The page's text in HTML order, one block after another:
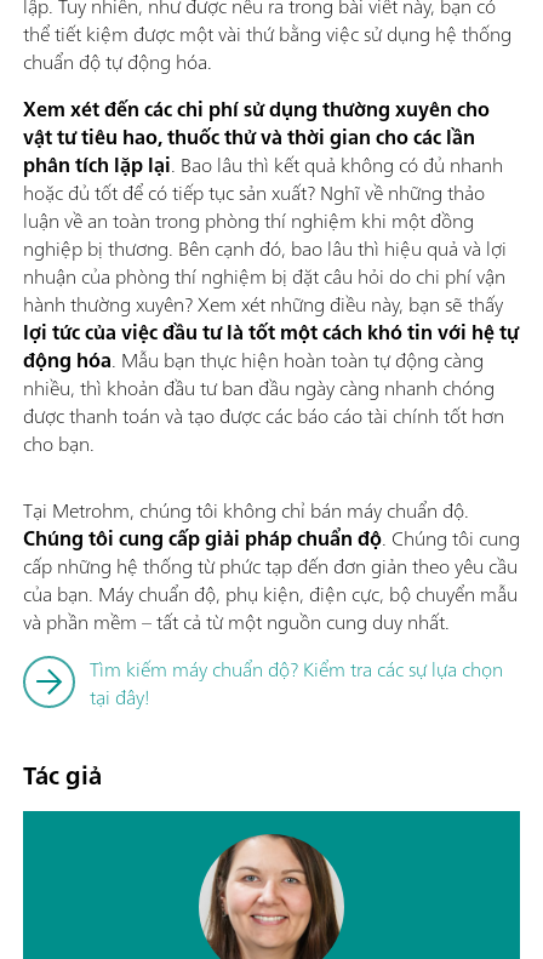
thể tiết kiệm được một vài thứ bằng việc sử dụng hệ thống
chuẩn độ tự động hóa.
Xem xét đến các chi phí sử dụng thường xuyên cho
vật tư tiêu hao, thuốc thử và thời gian cho các lần
phân tích lặp lại. Bao lâu thì kết quả không có đủ nhanh
hoặc đủ tốt để có tiếp tục sản xuất? Nghĩ về những thảo
luận về an toàn trong phòng thí nghiệm khi một đồng
nghiệp bị thương. Bên cạnh đó, bao lâu thì hiệu quả và lợi
nhuận của phòng thí nghiệm bị đặt câu hỏi do chi phí vận
hành thường xuyên? Xem xét những điều này, bạn sẽ thấy
lợi tức của việc đầu tư là tốt một cách khó tin với hệ tự
động hóa. Mẫu bạn thực hiện hoàn toàn tự động càng
nhiều, thì khoản đầu tư ban đầu ngày càng nhanh chóng
được thanh toán và tạo được các báo cáo tài chính tốt hơn
cho bạn.
Tại Metrohm, chúng tôi không chỉ bán máy chuẩn độ.
Chúng tôi cung cấp giải pháp chuẩn độ. Chúng tôi cung
cấp những hệ thống từ phức tạp đến đơn giản theo yêu cầu
của bạn. Máy chuẩn độ, phụ kiện, điện cực, bộ chuyển mẫu
và phần mềm – tất cả từ một nguồn cung duy nhất.
Tìm kiếm máy chuẩn độ? Kiểm tra các sự lựa chọn
tại đây!
Tác giả